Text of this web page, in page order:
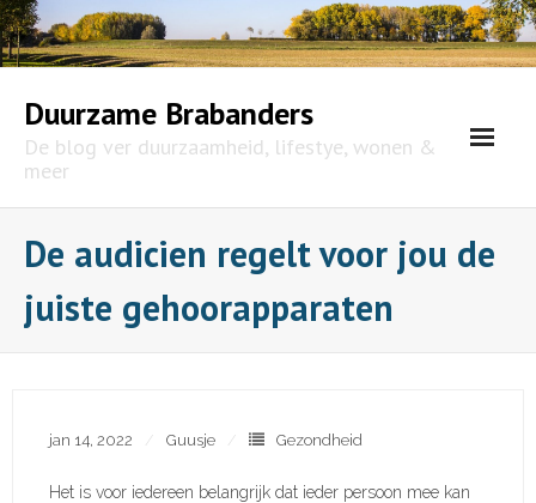
Skip
to
content
Duurzame Brabanders
De blog ver duurzaamheid, lifestye, wonen &
meer
De audicien regelt voor jou de
juiste gehoorapparaten
jan 14, 2022 Guusje Gezondheid
Het is voor iedereen belangrijk dat ieder persoon mee kan